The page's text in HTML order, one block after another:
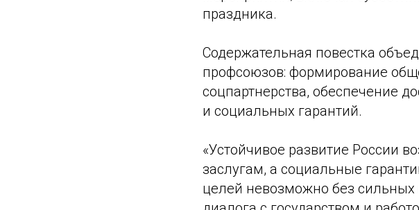
праздника.
Содержательная повестка
профсоюзов: формирование
соцпартнерства, обеспечение
и социальных гарантий.
«Устойчивое развитие России
заслугам, а социальные
целей невозможно без сильных